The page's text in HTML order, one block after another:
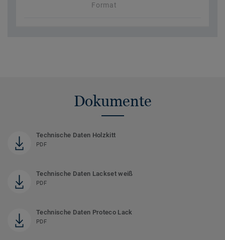
Format
Dokumente
Technische Daten Holzkitt
PDF
Technische Daten Lackset weiß
PDF
Technische Daten Proteco Lack
PDF